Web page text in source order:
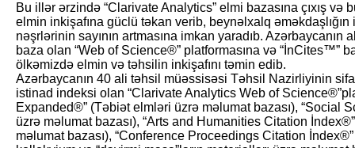
Bu illər ərzində “Clarivate Analytics” elmi bazasına çıxış və
elmin inkişafına güclü təkan verib, beynəl­xalq əməkdaşlığın
nəşrlərinin sayının artmasına imkan yaradıb.
baza olan “Web of Science®” platformasına və “İnCites™”
ölkəmizdə elmin və təhsilin inkişafını təmin edib.
Azərbaycanın 40 ali təhsil müəssisəsi Təhsil Nazirliyinin
istinad indeksi olan “Clarivate Analytics Web of
Expanded®” (Təbiət elmləri üzrə məlumat bazası), “Social
üzrə məlumat bazası), “Arts and Humanities Citation
məlumat bazası), “Conference Proceedings Citation